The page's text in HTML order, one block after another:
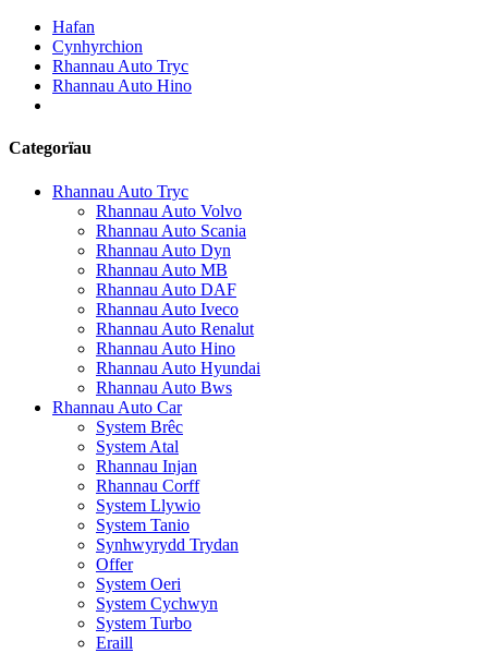
Hafan
Cynhyrchion
Rhannau Auto Tryc
Rhannau Auto Hino
Categorïau
Rhannau Auto Tryc
Rhannau Auto Volvo
Rhannau Auto Scania
Rhannau Auto Dyn
Rhannau Auto MB
Rhannau Auto DAF
Rhannau Auto Iveco
Rhannau Auto Renalut
Rhannau Auto Hino
Rhannau Auto Hyundai
Rhannau Auto Bws
Rhannau Auto Car
System Brêc
System Atal
Rhannau Injan
Rhannau Corff
System Llywio
System Tanio
Synhwyrydd Trydan
Offer
System Oeri
System Cychwyn
System Turbo
Eraill